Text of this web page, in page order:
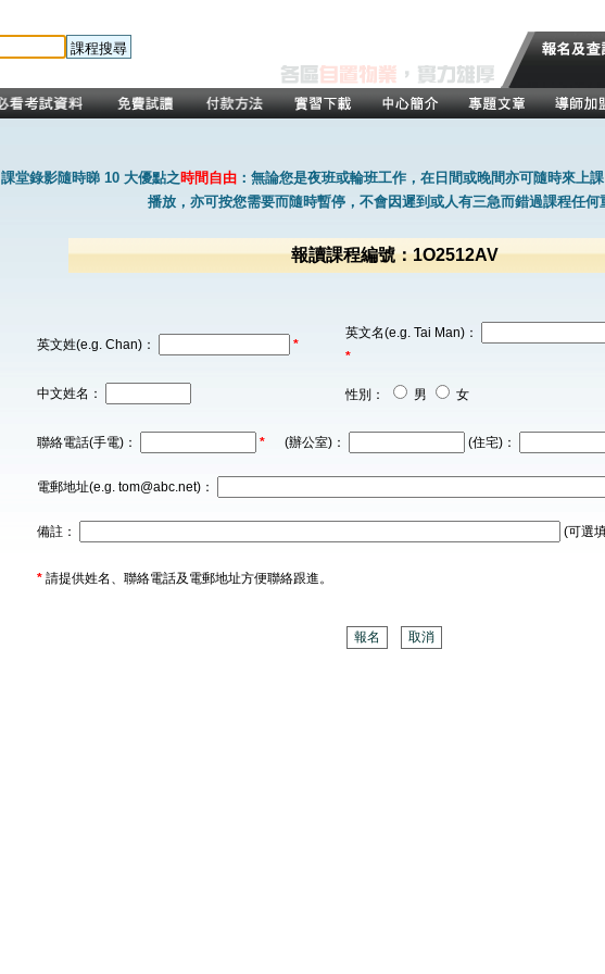
課堂錄影隨時睇 10 大優點之時間自由 ：無論您是夜班或輪班工作，在日間或晚間亦可隨時來上
播放，亦可按您需要而隨時暫停，不會因遲到或人有三急而錯過課程任何
報讀課程編號：1O2512AV
英文姓(e.g. Chan)： *
英文名(e.g. Tai Man)：
*
中文姓名： 性別： 男 女
聯絡電話(手電)： * (辦公室)： (住宅)：
電郵地址(e.g. tom@abc.net)：
備註： (可選
* 請提供姓名、聯絡電話及電郵地址方便聯絡跟進。